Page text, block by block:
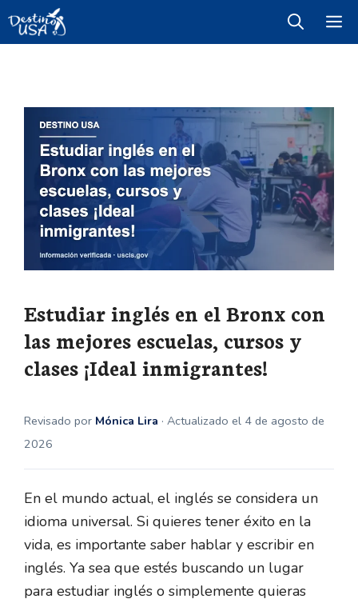
Saltar
Estudiar inglés en el Bronx con
las mejores escuelas, cursos y
clases ¡Ideal inmigrantes!
Revisado por Mónica Lira · Actualizado el 4 de agosto de
2026
En el mundo actual, el inglés se considera un
idioma universal. Si quieres tener éxito en la
vida, es importante saber hablar y escribir en
inglés. Ya sea que estés buscando un lugar
para estudiar inglés o simplemente quieras